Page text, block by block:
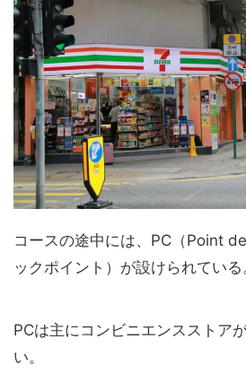
コースの途中には、PC（Point
ックポイント）が設けられている
PCは主にコンビニエンスストア
い。